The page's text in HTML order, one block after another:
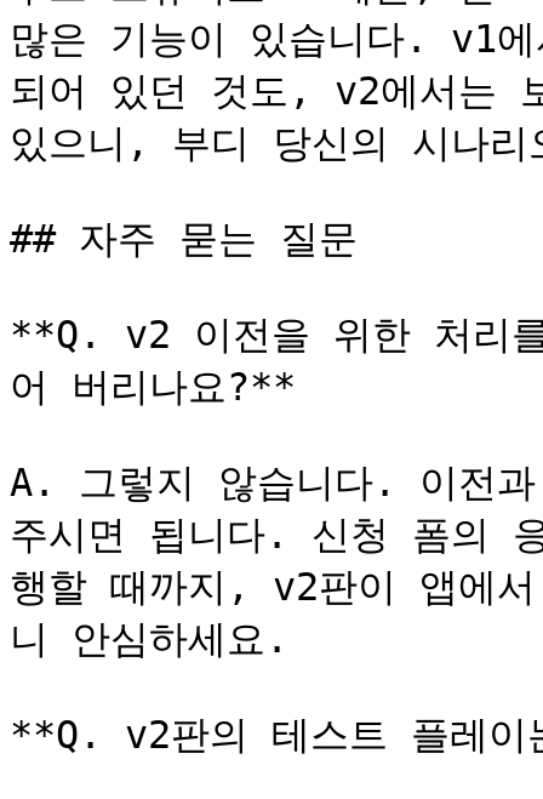
많은 기능이 있습니다. v1
되어 있던 것도, v2에서는
있으니, 부디 당신의 시나
## 자주 묻는 질문
**Q. v2 이전을 위한 처리
어 버리나요?**
A. 그렇지 않습니다. 이전
주시면 됩니다. 신청 폼의
행할 때까지, v2판이 앱에
니 안심하세요.
**Q. v2판의 테스트 플레